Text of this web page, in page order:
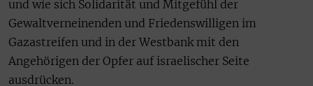
und wie sich Solidarität und Mitgefühl der
Gewaltverneinenden und Friedenswilligen im
Gazastreifen und in der Westbank mit den
Angehörigen der Opfer auf israelischer Seite
ausdrücken.